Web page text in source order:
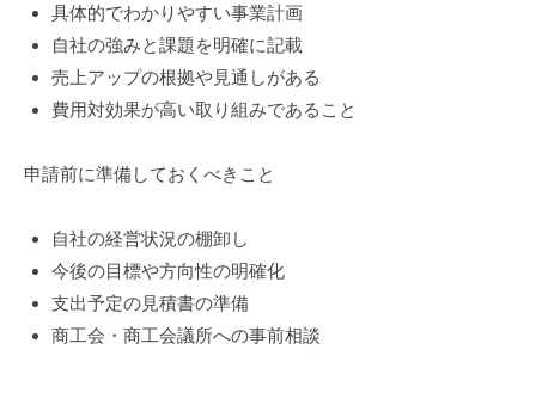
具体的でわかりやすい事業計画
自社の強みと課題を明確に記載
売上アップの根拠や見通しがある
費用対効果が高い取り組みであること
申請前に準備しておくべきこと
自社の経営状況の棚卸し
今後の目標や方向性の明確化
支出予定の見積書の準備
商工会・商工会議所への事前相談